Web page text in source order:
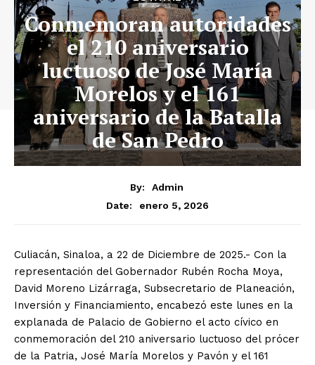
Conmemoran autoridades
el 210 aniversario
luctuoso de José María
Morelos y el 161
aniversario de la Batalla
de San Pedro
By:
Admin
Date:
enero 5, 2026
Culiacán, Sinaloa, a 22 de Diciembre de 2025.- Con la
representación del Gobernador Rubén Rocha Moya,
David Moreno Lizárraga, Subsecretario de Planeación,
Inversión y Financiamiento, encabezó este lunes en la
explanada de Palacio de Gobierno el acto cívico en
conmemoración del 210 aniversario luctuoso del prócer
de la Patria, José María Morelos y Pavón y el 161